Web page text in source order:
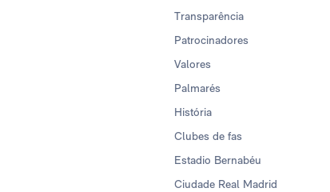
Transparência
Patrocinadores
Valores
Palmarés
História
Clubes de fas
Estadio Bernabéu
Ciudade Real Madrid